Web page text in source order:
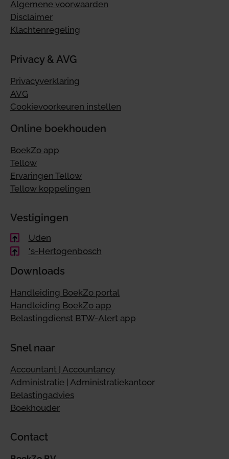
Algemene voorwaarden
Disclaimer
Klachtenregeling
Privacy & AVG
Privacyverklaring
AVG
Cookievoorkeuren instellen
Online boekhouden
BoekZo app
Tellow
Ervaringen Tellow
Tellow koppelingen
Vestigingen
Uden
's-Hertogenbosch
Downloads
Handleiding BoekZo portal
Handleiding BoekZo app
Belastingdienst BTW-Alert app
Snel naar
Accountant | Accountancy
Administratie | Administratiekantoor
Belastingadvies
Boekhouder
Contact